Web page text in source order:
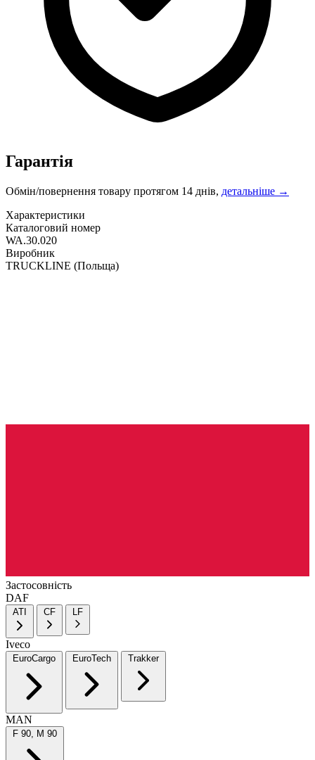
Гарантія
Обмін/повернення товару протягом 14 днів, детальніше →
Характеристики
Каталоговий номер
WA.30.020
Виробник
TRUCKLINE (Польща)
Застосовність
DAF
Iveco
Trakker
MAN